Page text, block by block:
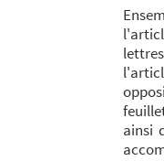
ainsi